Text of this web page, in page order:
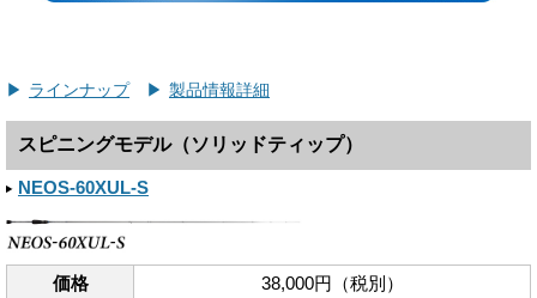
ラインナップ 製品情報詳細
スピニングモデル（ソリッドティップ）
NEOS-60XUL-S
価格
38,000円（税別）